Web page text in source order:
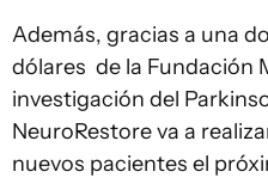
Además, gracias a una
dólares de la Fundación
investigación del
NeuroRestore va a
nuevos pacientes el